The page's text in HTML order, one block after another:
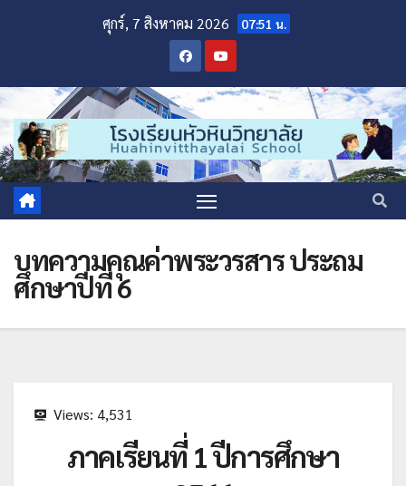
ศุกร์, 7 สิงหาคม 2026 07:51 น.
บทความคุณค่าพระวรสาร ประถม
ศึกษาปีที่ 6
Views: 4,531
ภาคเรียนที่ 1 ปีการศึกษา